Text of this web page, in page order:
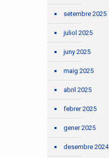
setembre 2025
juliol 2025
juny 2025
maig 2025
abril 2025
febrer 2025
gener 2025
desembre 2024